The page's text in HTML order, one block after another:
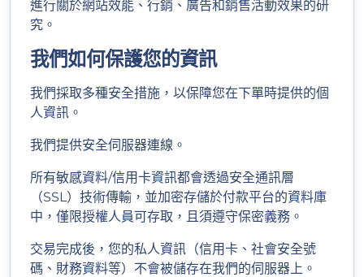
進行關於網站效能、行銷、廣告和銷售活動效果的研
究。
我們如何保護您的資訊
我們採取多種安全措施，以保障您在下單時提供的個
人資訊。
我們提供安全伺服器連線。
所有敏感資料/信用卡資訊都會透過安全通訊層
（SSL）技術傳輸，並加密存儲於付款平台的資料庫
中，僅限授權人員可存取，且須遵守保密義務。
交易完成後，您的私人資訊（信用卡、社會安全號
碼、財務資料等）不會被儲存在我們的伺服器上。